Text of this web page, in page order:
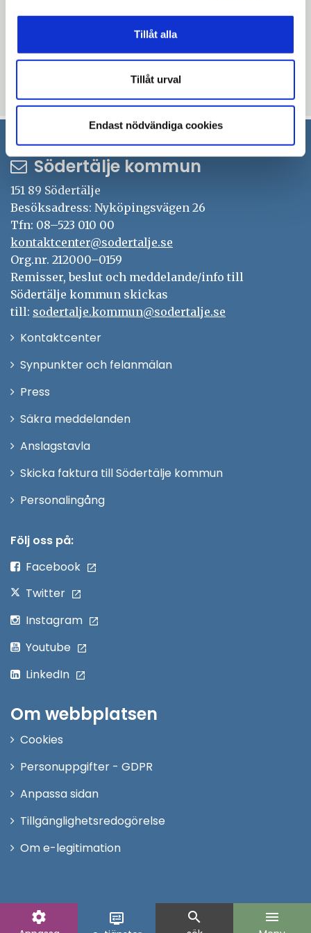
Tillåt alla
Tillåt urval
Endast nödvändiga cookies
settings display_settings search menu
Kristin Waara, säkerhetssamordnare i
brandfrågor, Södertälje kommun,
08-523 024 77,kristin.waara@sodertalje.se
Södertälje kommun
151 89 Södertälje
Besöksadress: Nyköpingsvägen 26
Tfn: 08–523 010 00
kontaktcenter@sodertalje.se
Org.nr. 212000–0159
Remisser, beslut och meddelande/info till
Södertälje kommun skickas
till: sodertalje.kommun@sodertalje.se
KontaktcenterÖppna
Synpunkter och felanmälan
Press
fönster
Säkra meddelanden
Anslagstavla
Skicka faktura till Södertälje kommun
PersonalingångÖppna
Följ oss på:
Facebook
Twitter
Instagram
Youtube
LinkedIn
Om webbplatsen
Cookies
Personuppgifter - GDPR
Anpassa sidan
Tillgänglighetsredogörelse
Om e-legitimation